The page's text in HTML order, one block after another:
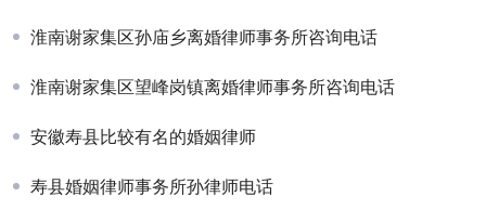
淮南谢家集区孙庙乡离婚律师事务所咨询电话
淮南谢家集区望峰岗镇离婚律师事务所咨询电话
安徽寿县比较有名的婚姻律师
寿县婚姻律师事务所孙律师电话